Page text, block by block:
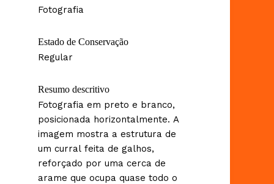
Fotografia
Estado de Conservação
Regular
Resumo descritivo
Fotografia em preto e branco,
posicionada horizontalmente. A
imagem mostra a estrutura de
um curral feita de galhos,
reforçado por uma cerca de
arame que ocupa quase todo o